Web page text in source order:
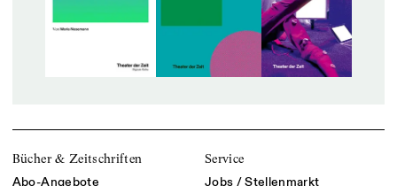
Bücher & Zeitschriften
Abo-Angebote
Service
Jobs / Stellenmarkt